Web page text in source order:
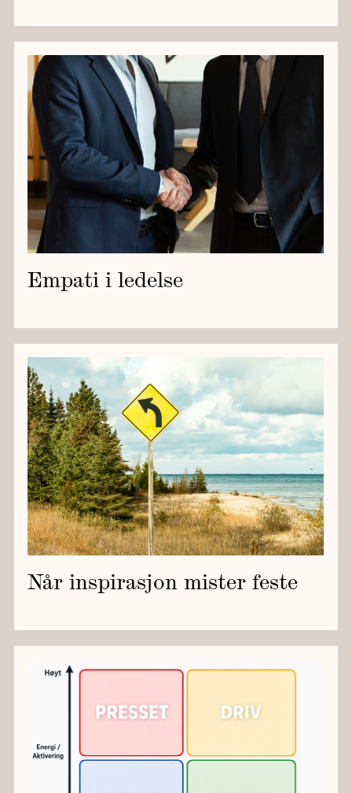
Empati i ledelse
Når inspirasjon mister feste